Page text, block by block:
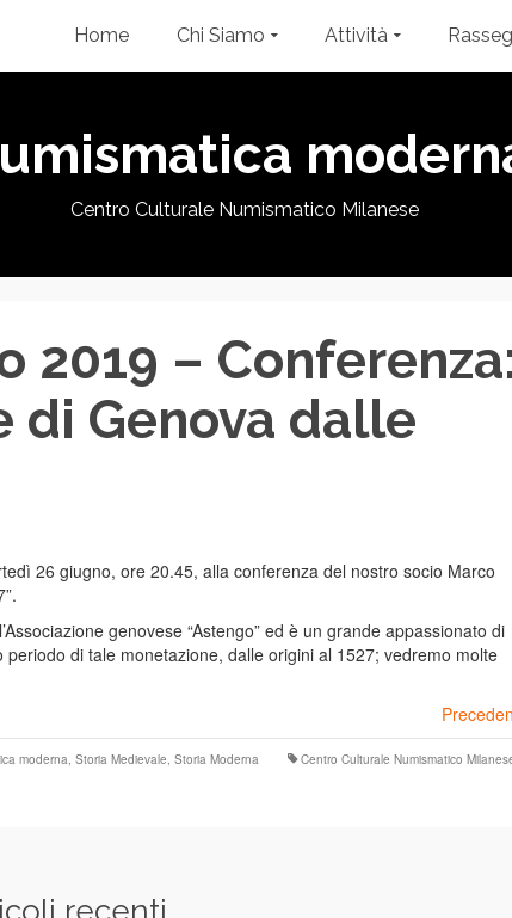
Home Chi Siamo Attività
Centro Culturale Numismatico Milanese
2019 – Conferenza:
di Genova dalle
26 giugno, ore 20.45, alla conferenza del nostro socio Marco
genovese “Astengo” ed è un grande appassionato di
di tale monetazione, dalle origini al 1527; vedremo molte
moderna, Storia Medievale, Storia Moderna Centro Culturale Numismatico
recenti